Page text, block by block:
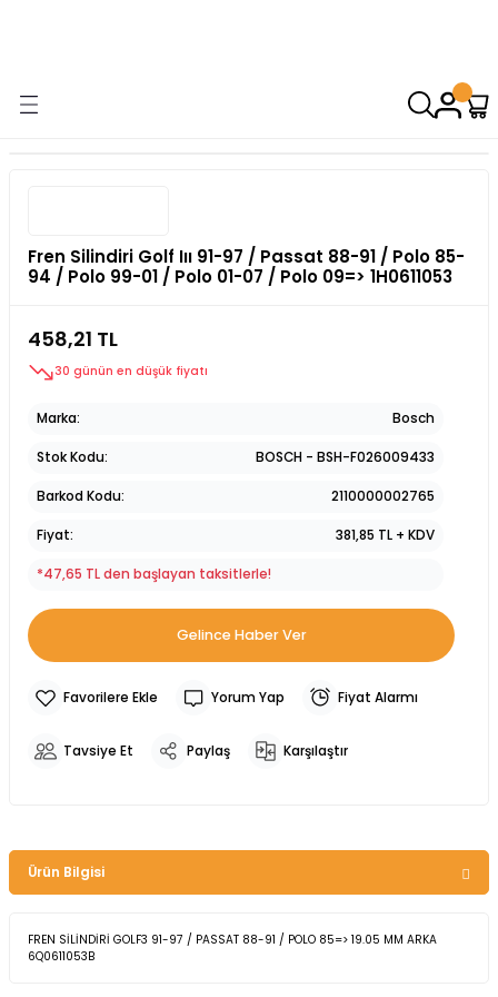
Fren Silindiri Golf Iıı 91-97 / Passat 88-91 / Polo 85-
94 / Polo 99-01 / Polo 01-07 / Polo 09=> 1H0611053
458,21 TL
30 günün en düşük fiyatı
Marka Bosch
Stok Kodu BOSCH - BSH-F026009433
Barkod Kodu 2110000002765
Fiyat 381,85 TL + KDV
*47,65 TL den başlayan taksitlerle!
Gelince Haber Ver
Yorum Yap Fiyat Alarmı
Tavsiye Et Paylaş Karşılaştır
Ürün Bilgisi
FREN SİLİNDİRİ GOLF3 91-97 / PASSAT 88-91 / POLO 85=> 19.05 MM ARKA
6Q0611053B